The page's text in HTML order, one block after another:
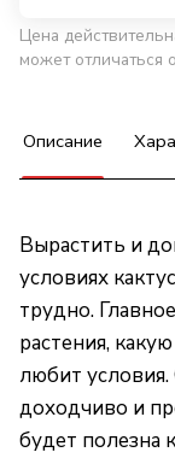
Цена
может отличаться
Описание
Вырастить и
условиях
трудно.
растения,
любит
доходчиво и
будет полезна